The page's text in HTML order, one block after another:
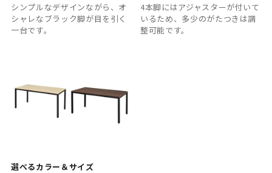
シンプルなデザインながら、オ
シャレなブラック脚が目を引く
一台です。
4本脚にはアジャスターが付いて
いるため、多少のがたつきは調
整可能です。
選べるカラー＆サイズ